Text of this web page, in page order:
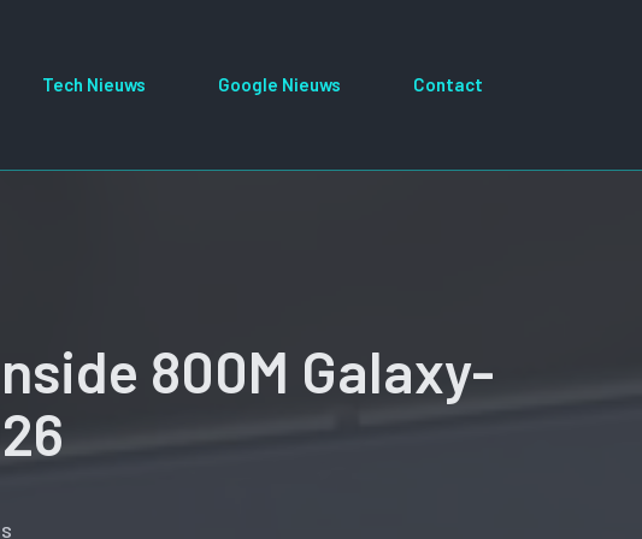
Tech Nieuws Google Nieuws Contact
800M Galaxy-